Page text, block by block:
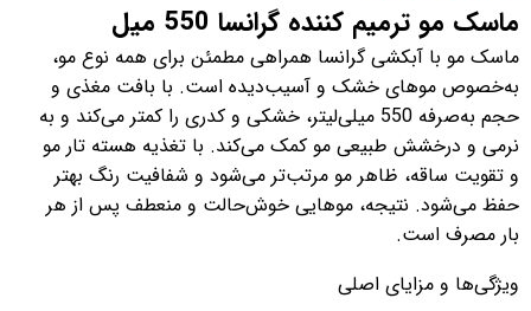
ماسک مو ترمیم کننده گرانسا 550 میل
ماسک مو با آبکشی گرانسا همراهی مطمئن برای همه نوع مو،
به‌خصوص موهای خشک و آسیب‌دیده است. با بافت مغذی و
حجم به‌صرفه 550 میلی‌لیتر، خشکی و کدری را کمتر می‌کند و به
نرمی و درخشش طبیعی مو کمک می‌کند. با تغذیه هسته تار مو
و تقویت ساقه، ظاهر مو مرتب‌تر می‌شود و شفافیت رنگ بهتر
حفظ می‌شود. نتیجه، موهایی خوش‌حالت و منعطف پس از هر
بار مصرف است.
ویژگی‌ها و مزایای اصلی